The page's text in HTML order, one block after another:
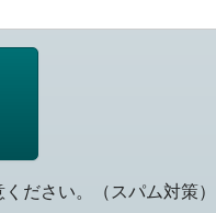
ださい。（スパム対策）